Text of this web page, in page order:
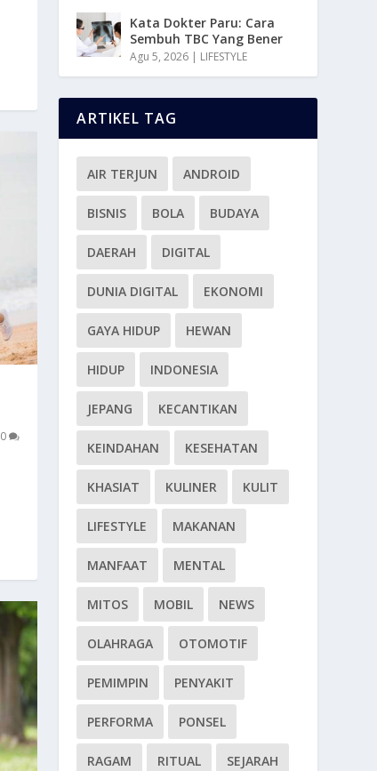
0
Kata Dokter Paru: Cara
Sembuh TBC Yang Bener
Agu 5, 2026 | LIFESTYLE
ARTIKEL TAG
AIR TERJUN ANDROID
BISNIS BOLA BUDAYA
DAERAH DIGITAL
DUNIA DIGITAL EKONOMI
GAYA HIDUP HEWAN
HIDUP INDONESIA
JEPANG KECANTIKAN
KEINDAHAN KESEHATAN
KHASIAT KULINER KULIT
LIFESTYLE MAKANAN
MANFAAT MENTAL
MITOS MOBIL NEWS
OLAHRAGA OTOMOTIF
PEMIMPIN PENYAKIT
PERFORMA PONSEL
RAGAM RITUAL SEJARAH